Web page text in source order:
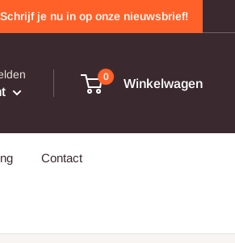
Schrijf je nu in op onze nieuwsbrief!
0
Winkelwagen
Contact